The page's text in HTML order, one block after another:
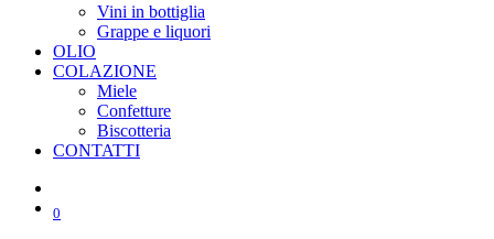
Vini in bottiglia
Grappe e liquori
OLIO
COLAZIONE
Miele
Confetture
Biscotteria
CONTATTI
0